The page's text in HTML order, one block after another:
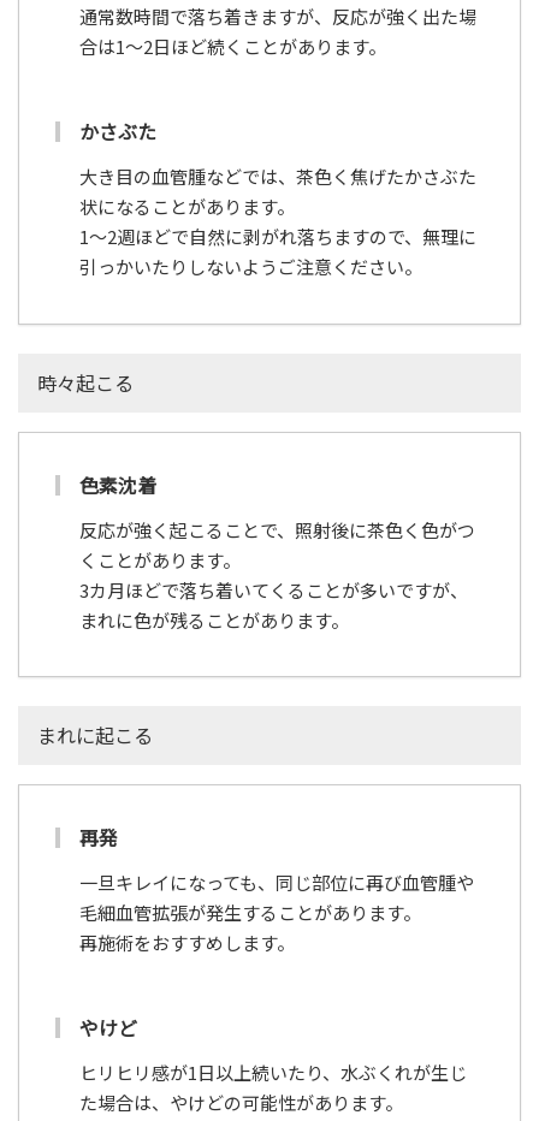
通常数時間で落ち着きますが、反応が強く出た場
合は1～2日ほど続くことがあります。
かさぶた
大き目の血管腫などでは、茶色く焦げたかさぶた
状になることがあります。
1～2週ほどで自然に剥がれ落ちますので、無理に
引っかいたりしないようご注意ください。
時々起こる
色素沈着
反応が強く起こることで、照射後に茶色く色がつ
くことがあります。
3カ月ほどで落ち着いてくることが多いですが、
まれに色が残ることがあります。
まれに起こる
再発
一旦キレイになっても、同じ部位に再び血管腫や
毛細血管拡張が発生することがあります。
再施術をおすすめします。
やけど
ヒリヒリ感が1日以上続いたり、水ぶくれが生じ
た場合は、やけどの可能性があります。